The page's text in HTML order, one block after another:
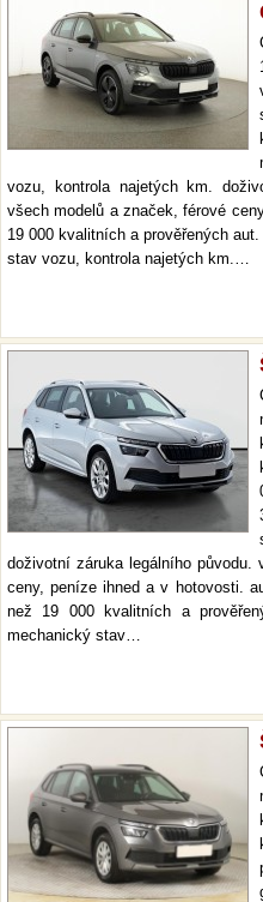
vozu, kontrola najetých km.
všech modelů a značek, férové
19 000 kvalitních a prověřených
stav vozu, kontrola najetých km.…
doživotní záruka legálního
ceny, peníze ihned a v hotovosti.
než 19 000 kvalitních a
mechanický stav…